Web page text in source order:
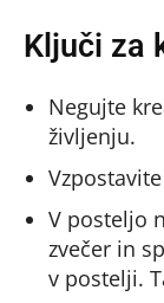
Ključi za
Negujte
življenju.
V posteljo
zvečer in
v postelji.